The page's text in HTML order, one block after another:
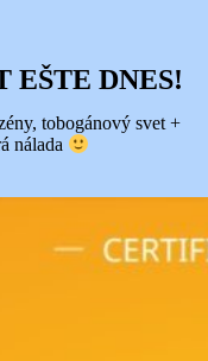
EŠTE DNES!
tobogánový svet +
nálada